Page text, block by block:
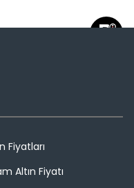
Fiyatları
Altın Fiyatı